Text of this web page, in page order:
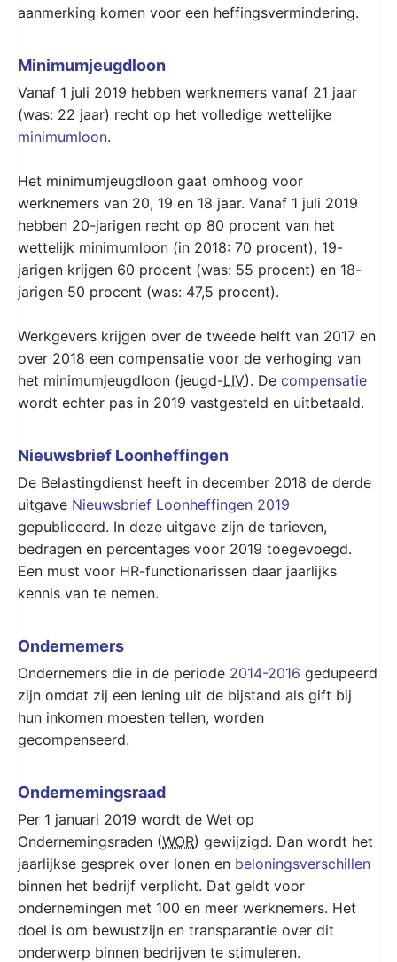
aanmerking komen voor een heffingsvermindering.
Minimumjeugdloon
Vanaf 1 juli 2019 hebben werknemers vanaf 21 jaar
(was: 22 jaar) recht op het volledige wettelijke
minimumloon.
Het minimumjeugdloon gaat omhoog voor
werknemers van 20, 19 en 18 jaar. Vanaf 1 juli 2019
hebben 20-jarigen recht op 80 procent van het
wettelijk minimumloon (in 2018: 70 procent), 19-
jarigen krijgen 60 procent (was: 55 procent) en 18-
jarigen 50 procent (was: 47,5 procent).
Werkgevers krijgen over de tweede helft van 2017 en
over 2018 een compensatie voor de verhoging van
het minimumjeugdloon (jeugd-LIV). De compensatie
wordt echter pas in 2019 vastgesteld en uitbetaald.
Nieuwsbrief Loonheffingen
De Belastingdienst heeft in december 2018 de derde
uitgave Nieuwsbrief Loonheffingen 2019
gepubliceerd. In deze uitgave zijn de tarieven,
bedragen en percentages voor 2019 toegevoegd.
Een must voor HR-functionarissen daar jaarlijks
kennis van te nemen.
Ondernemers
Ondernemers die in de periode 2014-2016 gedupeerd
zijn omdat zij een lening uit de bijstand als gift bij
hun inkomen moesten tellen, worden
gecompenseerd.
Ondernemingsraad
Per 1 januari 2019 wordt de Wet op
Ondernemingsraden (WOR) gewijzigd. Dan wordt het
jaarlijkse gesprek over lonen en beloningsverschillen
binnen het bedrijf verplicht. Dat geldt voor
ondernemingen met 100 en meer werknemers. Het
doel is om bewustzijn en transparantie over dit
onderwerp binnen bedrijven te stimuleren.